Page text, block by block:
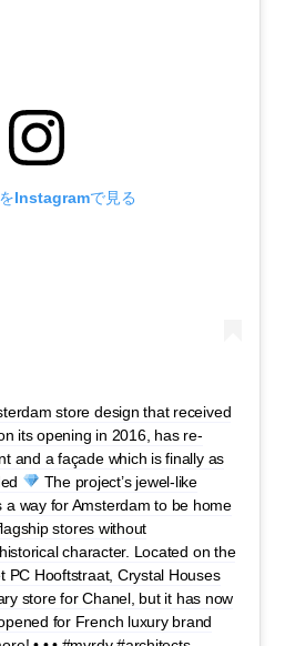
Instagramで見る
store design that received
its opening in 2016, has re-
and a façade which is finally as
The project’s jewel-like
way for Amsterdam to be home
stores without
character. Located on the
PC Hooftstraat, Crystal Houses
store for Chanel, but it has now
for French luxury brand